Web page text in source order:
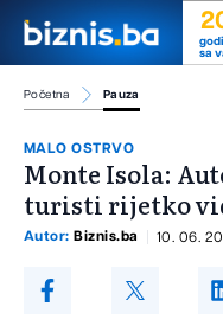
sa
Početna Pauza
MALO OSTRVO
Monte Isola:
turisti rijetko
Autor: Biznis.ba 10. 06.